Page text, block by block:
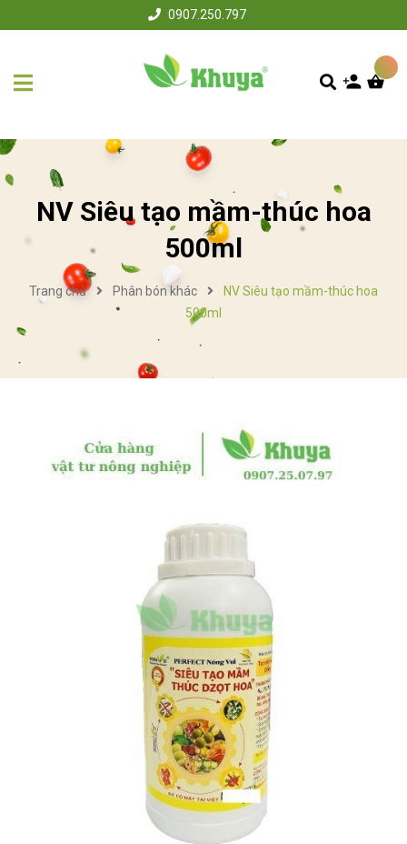
0907.250.797
NV Siêu tạo mầm-thúc hoa
500ml
Trang chủ Phân bón khác
NV Siêu tạo mầm-thúc hoa
500ml